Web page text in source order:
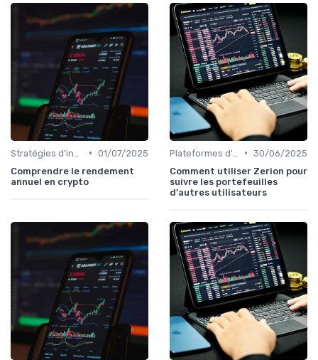
• 01/07/2025
Comprendre le rendement
annuel en crypto
• 30/06/2025
Comment utiliser Zerion pour
suivre les portefeuilles
d'autres utilisateurs